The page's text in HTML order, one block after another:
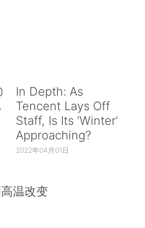
In Depth: As
Tencent Lays Off
Staff, Is Its ‘Winter’
Approaching?
2022年04月01日
温改变